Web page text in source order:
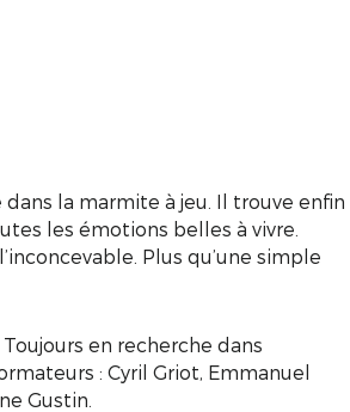
la marmite à jeu. Il trouve enfin
les émotions belles à vivre.
Plus qu’une simple
en recherche dans
: Cyril Griot, Emmanuel
Gustin.